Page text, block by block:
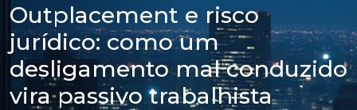
Outplacement e risco
jurídico: como um
desligamento mal conduzido
vira passivo trabalhista